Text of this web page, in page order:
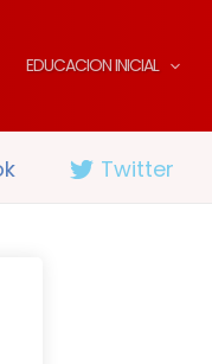
EDUCACION INICIAL
Twitter